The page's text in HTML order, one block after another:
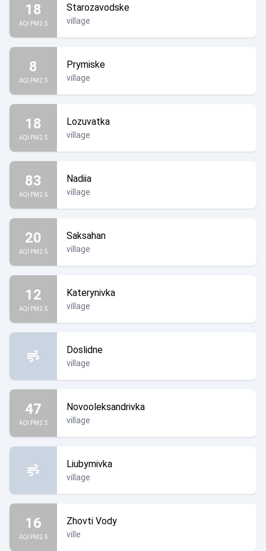
18
AQI PM2.5
Starozavodske
village
8
AQI PM2.5
Prymiske
village
18
AQI PM2.5
Lozuvatka
village
83
AQI PM2.5
Nadiia
village
20
AQI PM2.5
Saksahan
village
12
AQI PM2.5
Katerynivka
village
Doslidne
village
47
AQI PM2.5
Novooleksandrivka
village
Liubymivka
village
16
AQI PM2.5
Zhovti Vody
ville